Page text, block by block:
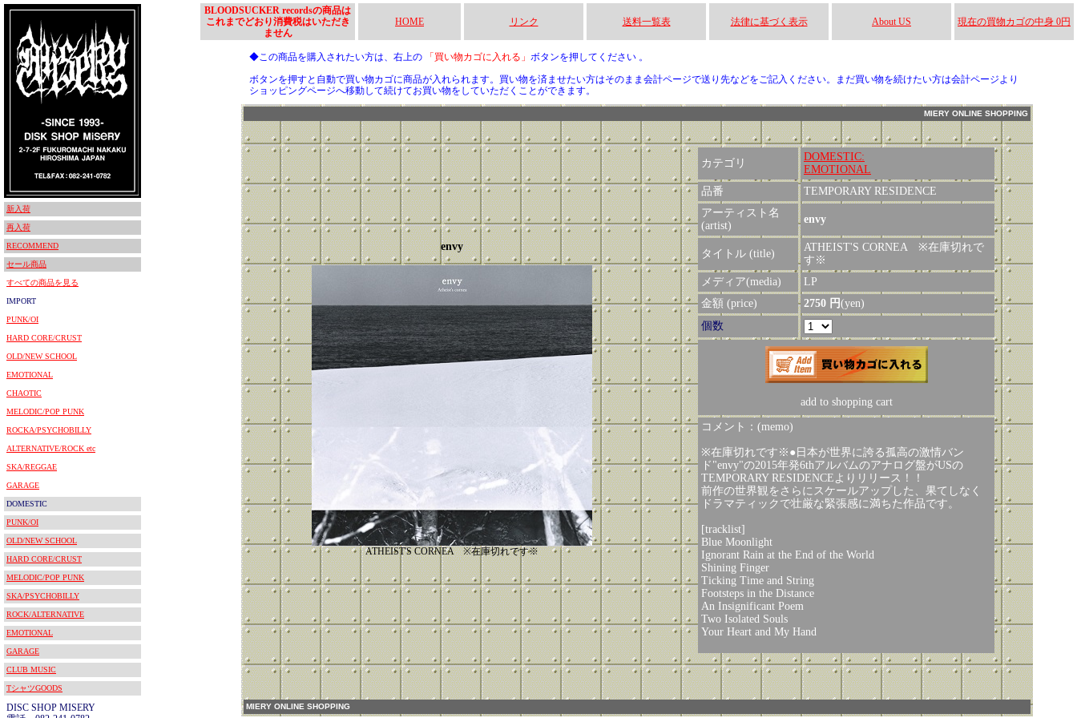
新入荷
再入荷
RECOMMEND
セール商品
すべての商品を見る
IMPORT
PUNK/OI
HARD CORE/CRUST
OLD/NEW SCHOOL
EMOTIONAL
CHAOTIC
MELODIC/POP PUNK
ROCKA/PSYCHOBILLY
ALTERNATIVE/ROCK etc
SKA/REGGAE
GARAGE
DOMESTIC
PUNK/OI
OLD/NEW SCHOOL
HARD CORE/CRUST
MELODIC/POP PUNK
SKA/PSYCHOBILLY
ROCK/ALTERNATIVE
EMOTIONAL
GARAGE
CLUB MUSIC
TシャツGOODS
DISC SHOP MISERY
BLOODSUCKER recordsの商品は
これまでどおり消費税はいただき
ません
HOME リンク 送料一覧表 法律に基づく表示 About US 現在の買物カゴの中身 0円
◆この商品を購入されたい方は、右上の 「買い物カゴに入れる」 ボタンを押してください 。
ボタンを押すと自動で買い物カゴに商品が入れられます。買い物を済ませたい方はそのまま会計ページで送り先などをご記入ください。まだ買い物を続けたい方は会計ページより
ショッピングページへ移動して続けてお買い物をしていただくことができます。
MIERY ONLINE SHOPPING
envy
ATHEIST'S CORNEA ※在庫切れです※
カテゴリ
DOMESTIC:
EMOTIONAL
品番
TEMPORARY RESIDENCE
アーティスト名
(artist)
envy
タイトル (title)
ATHEIST'S CORNEA ※在庫切れで
す※
メディア(media)
LP
金額 (price)
2750 円(yen)
個数
add to shopping cart
コメント：(memo)
※在庫切れです※●日本が世界に誇る孤高の激情バン
ド"envy"の2015年発6thアルバムのアナログ盤がUSの
TEMPORARY RESIDENCEよりリリース！！
前作の世界観をさらにスケールアップした、果てしなく
ドラマティックで壮厳な緊張感に満ちた作品です。
[tracklist]
Blue Moonlight
Ignorant Rain at the End of the World
Shining Finger
Ticking Time and String
Footsteps in the Distance
An Insignificant Poem
Two Isolated Souls
Your Heart and My Hand
MIERY ONLINE SHOPPING